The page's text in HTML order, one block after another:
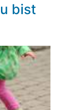
bist